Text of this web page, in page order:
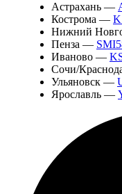
Астрахань —
Кострома —
Нижний
Пенза —
Иваново —
Сочи/
Ульяновск —
Ярославль —